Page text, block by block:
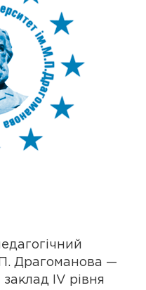
П. Драгоманова —
IV рівня